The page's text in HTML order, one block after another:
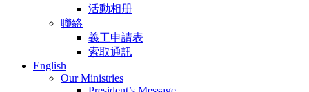
活動相册
聯絡
義工申請表
索取通訊
English
Our Ministries